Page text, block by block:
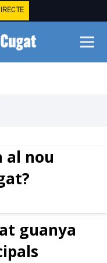
al nou
guanya